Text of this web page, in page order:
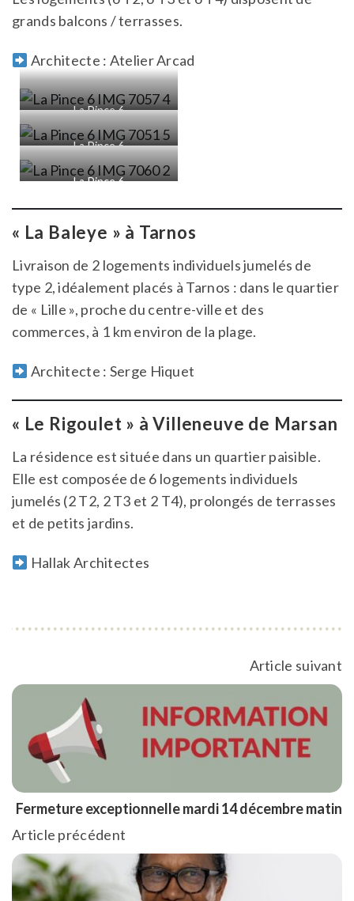
grands balcons / terrasses.
Architecte : Atelier Arcad
La Pince 6
La Pince 6
La Pince 6
« La Baleye » à Tarnos
Livraison de 2 logements individuels jumelés de
type 2, idéalement placés à Tarnos : dans le quartier
de « Lille », proche du centre-ville et des
commerces, à 1 km environ de la plage.
Architecte : Serge Hiquet
« Le Rigoulet » à Villeneuve de Marsan
La résidence est située dans un quartier paisible.
Elle est composée de 6 logements individuels
jumelés (2 T2, 2 T3 et 2 T4), prolongés de terrasses
et de petits jardins.
Hallak Architectes
Article précédent
Article suivant
Fermeture exceptionnelle mardi 14 décembre matin